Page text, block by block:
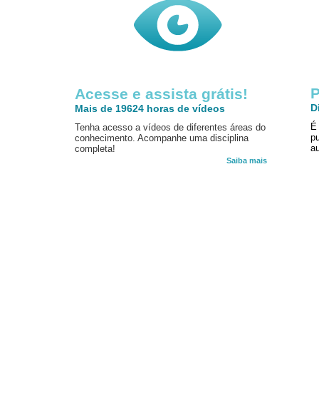
Acesse e assista grátis!
Mais de 19624 horas de vídeos
Tenha acesso a vídeos de diferentes áreas do
conhecimento. Acompanhe uma disciplina
completa!
Saiba mais